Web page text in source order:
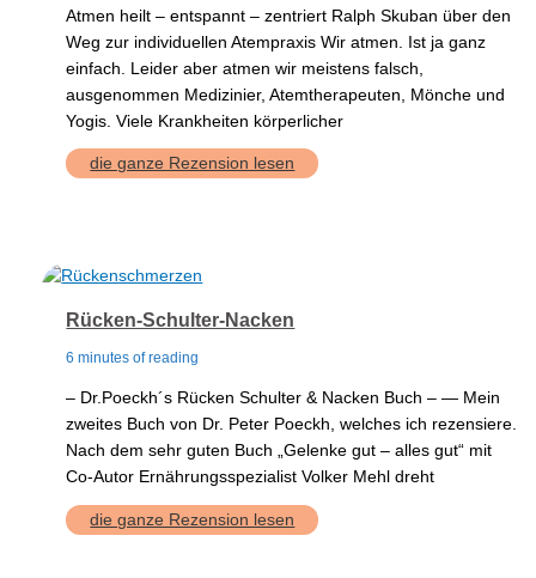
Atmen heilt – entspannt – zentriert Ralph Skuban über den
Weg zur individuellen Atempraxis Wir atmen. Ist ja ganz
einfach. Leider aber atmen wir meistens falsch,
ausgenommen Medizinier, Atemtherapeuten, Mönche und
Yogis. Viele Krankheiten körperlicher
Atmen
die ganze Rezension lesen
Rücken-Schulter-Nacken
6 minutes of reading
– Dr.Poeckh´s Rücken Schulter & Nacken Buch – — Mein
zweites Buch von Dr. Peter Poeckh, welches ich rezensiere.
Nach dem sehr guten Buch „Gelenke gut – alles gut“ mit
Co-Autor Ernährungsspezialist Volker Mehl dreht
Rücken-
Schulter-
die ganze Rezension lesen